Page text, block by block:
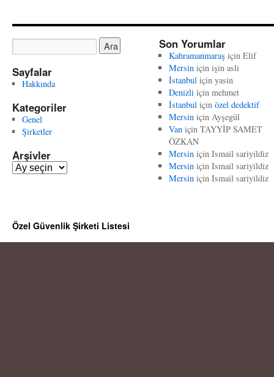
Sayfalar
Hakkında
Kategoriler
Genel
Şirketler
Arşivler
A
l
e
Son Yorumlar
Kahramanmaraş için Elif
Mersiniçin işin asli
İstanbuliçin yasin
Denizliiçin mehmet
İstanbuliçin özel dedektif
Mersiniçin Ayşegül
Vaniçin TAYYİP SAMET
ÖZKAN
Mersiniçin Ismail sariyildiz
Mersiniçin Ismail sariyildiz
Mersiniçin Ismail sariyildiz
Özel Güvenlik Şirketi Listesi